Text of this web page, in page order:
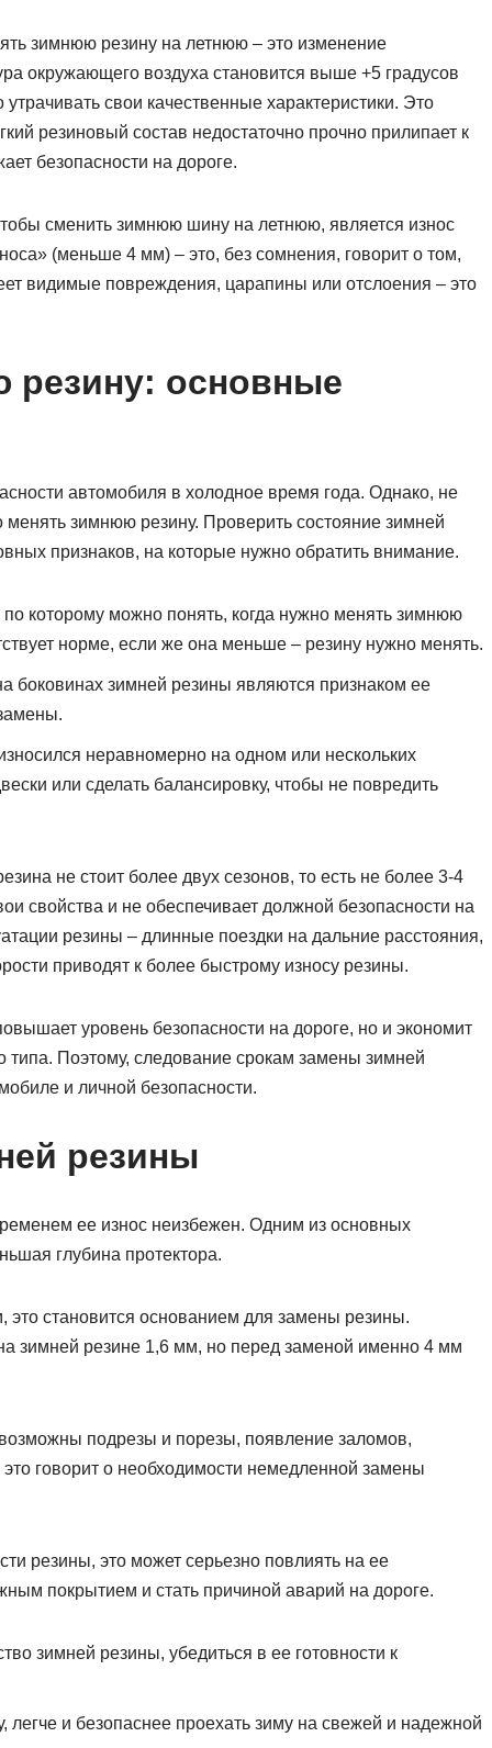
зимнюю резину на летнюю – это изменение
окружающего воздуха становится выше +5 градусов
свои качественные характеристики. Это
резиновый состав недостаточно прочно прилипает к
безопасности на дороге.
сменить зимнюю шину на летнюю, является износ
(меньше 4 мм) – это, без сомнения, говорит о том,
видимые повреждения, царапины или отслоения – это
резину: основные
автомобиля в холодное время года. Однако, не
зимнюю резину. Проверить состояние зимней
признаков, на которые нужно обратить внимание.
которому можно понять, когда нужно менять зимнюю
норме, если же она меньше – резину нужно менять.
боковинах зимней резины являются признаком ее
неравномерно на одном или нескольких
или сделать балансировку, чтобы не повредить
не стоит более двух сезонов, то есть не более 3-4
свойства и не обеспечивает должной безопасности на
резины – длинные поездки на дальние расстояния,
приводят к более быстрому износу резины.
уровень безопасности на дороге, но и экономит
типа. Поэтому, следование срокам замены зимней
и личной безопасности.
резины
ее износ неизбежен. Одним из основных
глубина протектора.
это становится основанием для замены резины.
зимней резине 1,6 мм, но перед заменой именно 4 мм
подрезы и порезы, появление заломов,
говорит о необходимости немедленной замены
резины, это может серьезно повлиять на ее
покрытием и стать причиной аварий на дороге.
зимней резины, убедиться в ее готовности к
и безопаснее проехать зиму на свежей и надежной